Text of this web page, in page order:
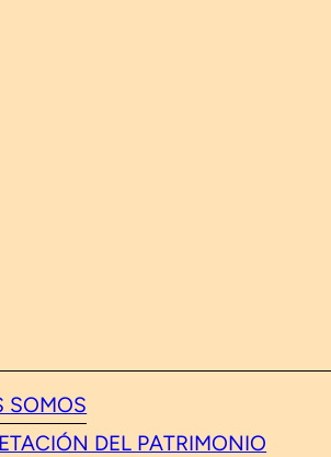
SOMOS
DEL PATRIMONIO